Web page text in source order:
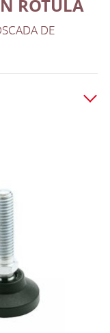
RÓTULA
DE